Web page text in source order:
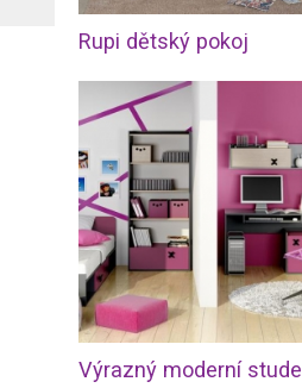
Rupi dětský pokoj